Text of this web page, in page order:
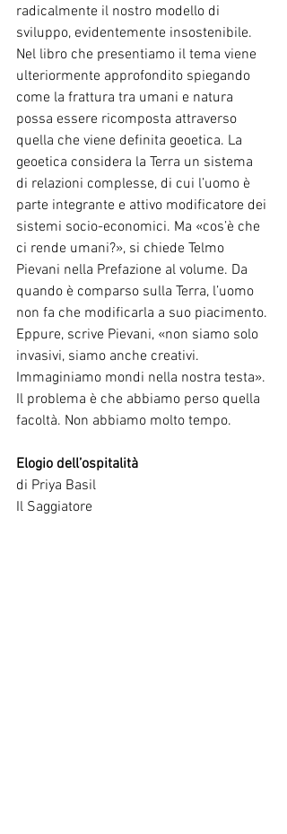
radicalmente il nostro modello di
sviluppo, evidentemente insostenibile.
Nel libro che presentiamo il tema viene
ulteriormente approfondito spiegando
come la frattura tra umani e natura
possa essere ricomposta attraverso
quella che viene definita geoetica. La
geoetica considera la Terra un sistema
di relazioni complesse, di cui l’uomo è
parte integrante e attivo modificatore dei
sistemi socio-economici. Ma «cos’è che
ci rende umani?», si chiede Telmo
Pievani nella Prefazione al volume. Da
quando è comparso sulla Terra, l’uomo
non fa che modificarla a suo piacimento.
Eppure, scrive Pievani, «non siamo solo
invasivi, siamo anche creativi.
Immaginiamo mondi nella nostra testa».
Il problema è che abbiamo perso quella
facoltà. Non abbiamo molto tempo.
Elogio dell’ospitalità
di Priya Basil
Il Saggiatore